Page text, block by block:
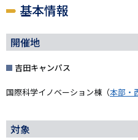
基本情報
開催地
吉田キャンパス
国際科学イノベーション棟（本部・
対象